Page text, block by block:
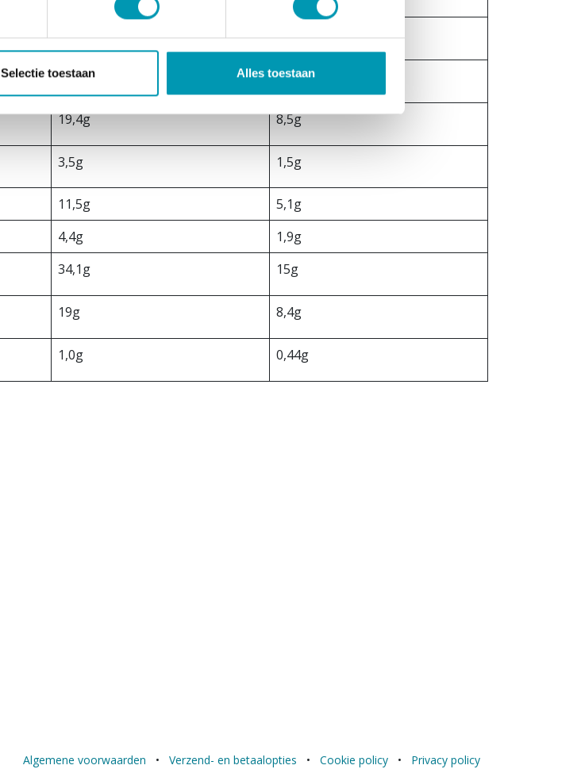
Selectie toestaan Alles toestaan
14,0g 6,2g
12,0g 5,3g
19,4g 8,5g
3,5g 1,5g
11,5g
5,1g
4,4g
1,9g
34,1g 15g
19g 8,4g
1,0g 0,44g
Algemene voorwaarden • Verzend- en betaalopties • Cookie policy • Privacy policy